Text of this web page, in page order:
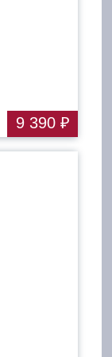
9 390 ₽